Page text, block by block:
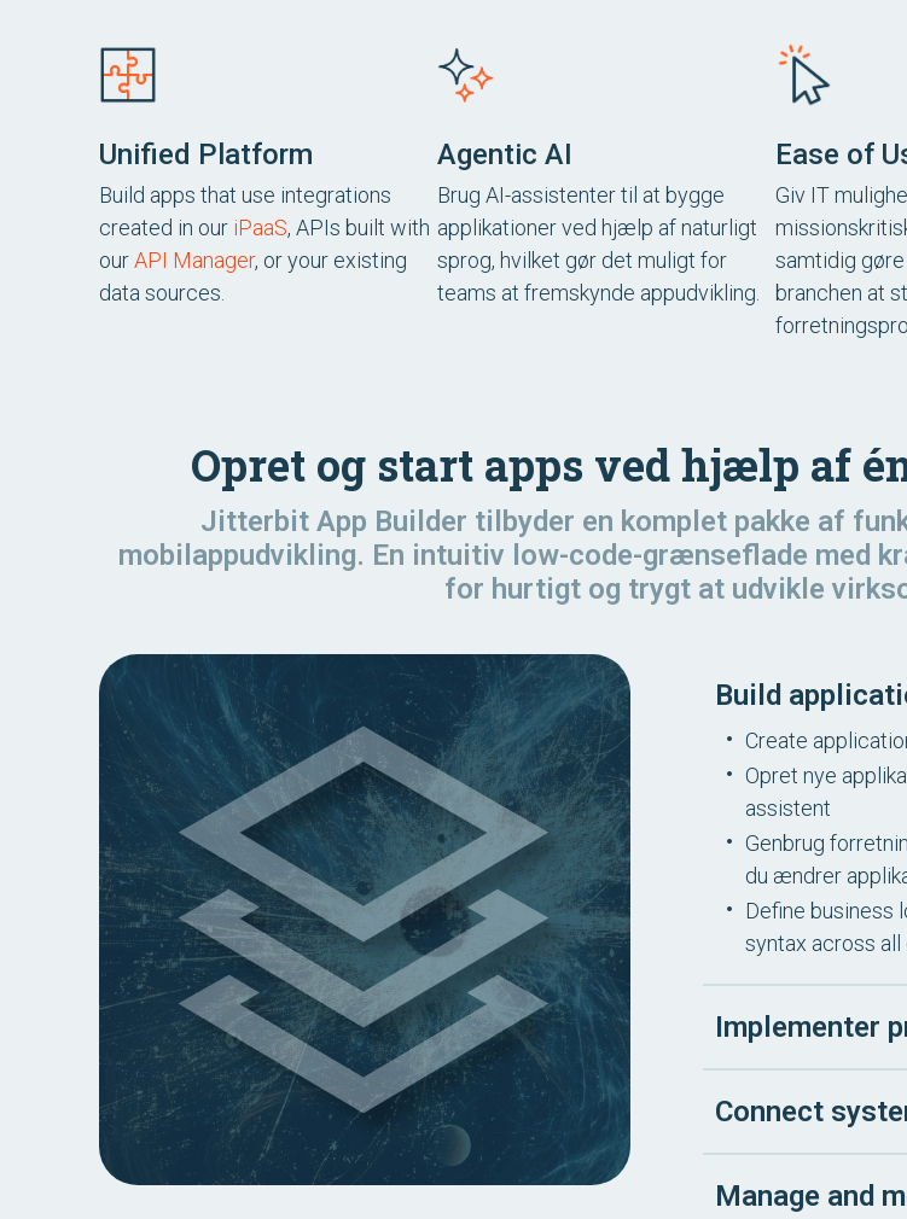
Unified Platform
Build apps that use integrations
created in our iPaaS, APIs built with
ourAPI Manager, or your existing
data sources.
Agentic AI
Brug AI-assistenter til at bygge
applikationer ved hjælp af naturligt
sprog, hvilket gør det muligt for
teams at fremskynde appudvikling.
Ease of
Giv IT
samtidig
branchen at
Opret og start apps ved hjælp af
Jitterbit App Builder tilbyder en komplet pakke af
mobilappudvikling. En intuitiv low-code-grænseflade med
for hurtigt og trygt at udvikle
Build
Create
Opret nye
assistent
Genbrug
du ændrer
Define business
syntax across
Implementer
Connect
Manage and